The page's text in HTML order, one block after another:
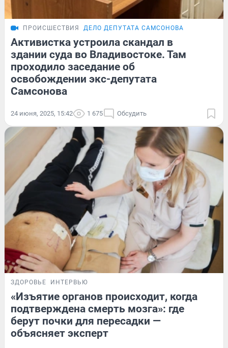
ПРОИСШЕСТВИЯ ДЕЛО ДЕПУТАТА САМСОНОВА
Активистка устроила скандал в
здании суда во Владивостоке. Там
проходило заседание об
освобождении экс-депутата
Самсонова
24 июня, 2025, 15:42 1 675 Обсудить
ЗДОРОВЬЕ ИНТЕРВЬЮ
«Изъятие органов происходит, когда
подтверждена смерть мозга»: где
берут почки для пересадки —
объясняет эксперт